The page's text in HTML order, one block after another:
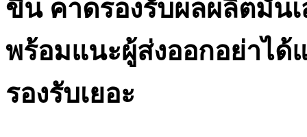
ขึ้น คาดรองรับผลผลิตมัน
พร้อมแนะผู้ส่งออกอย่าได้
รองรับเยอะ